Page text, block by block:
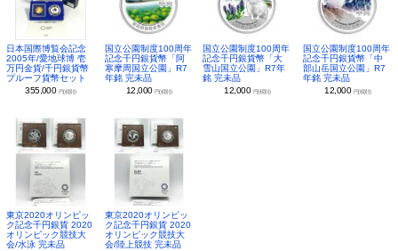
日本国際博覧会記念
2005年/愛地球博 壱
万円金貨/千円銀貨幣
プルーフ貨幣セット
355,000 円(税別)
国立公園制度100周年
記念千円銀貨幣「阿
寒摩周国立公園」R7
年銘 完未品
12,000 円(税別)
国立公園制度100周年
記念千円銀貨幣「大
雪山国立公園」R7年
銘 完未品
12,000 円(税別)
国立公園制度100周年
記念千円銀貨幣「中
部山岳国立公園」R7
年銘 完未品
12,000 円(税別)
東京2020オリンピッ
ク記念千円銀貨 2020
オリンピック競技大
会/水泳 完未品
東京2020オリンピッ
ク記念千円銀貨 2020
オリンピック競技大
会/陸上競技 完未品